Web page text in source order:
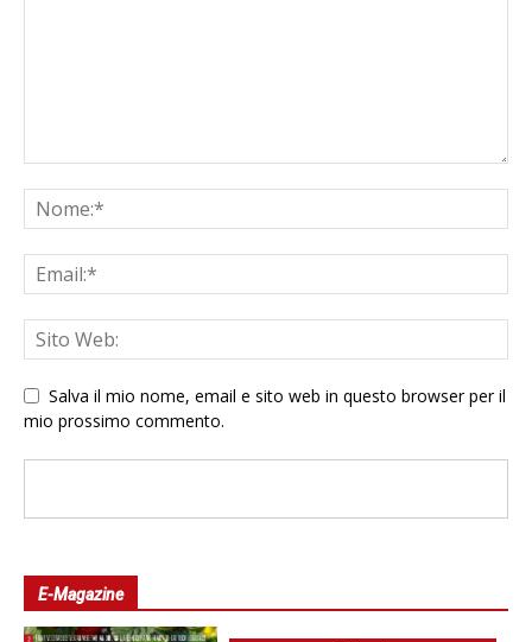
Salva il mio nome, email e sito web in questo browser per il
mio prossimo commento.
E-Magazine